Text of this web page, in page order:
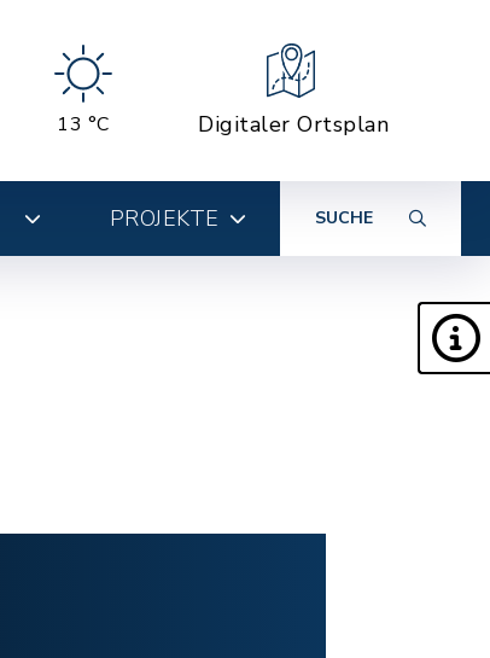
13 °C Digitaler Ortsplan
PROJEKTE SUCHE